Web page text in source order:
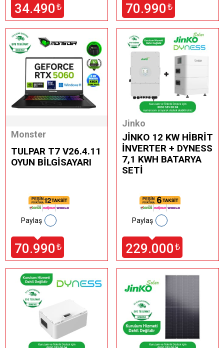
34.490 ₺ 70.990 ₺
Monster
TULPAR T7 V26.4.11
OYUN BİLGİSAYARI
70.990 ₺
Paylaş
Jinko
JİNKO 12 KW HİBRİT
İNVERTER + DYNESS
7,1 KWH BATARYA
SETİ
229.000 ₺
Paylaş